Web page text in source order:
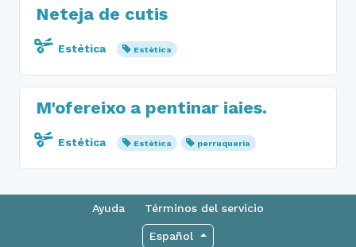
Neteja de cutis
Estética Estètica
M'ofereixo a pentinar iaies.
Estética Estètica perruqueria
Ayuda Términos del servicio
Español